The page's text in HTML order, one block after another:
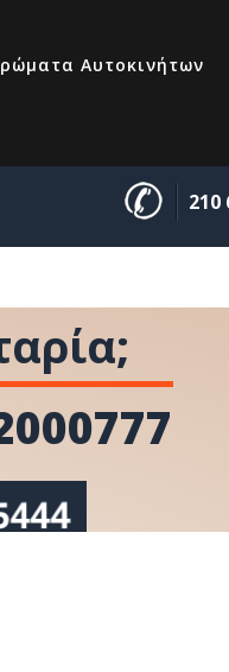
Αυτοκινήτων
210